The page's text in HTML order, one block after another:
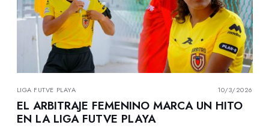
LIGA FUTVE PLAYA 10/3/2026
EL ARBITRAJE FEMENINO MARCA UN HITO
EN LA LIGA FUTVE PLAYA